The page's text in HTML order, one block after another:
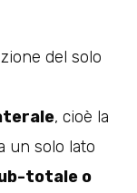
del solo
, cioè la
un solo lato
totale o